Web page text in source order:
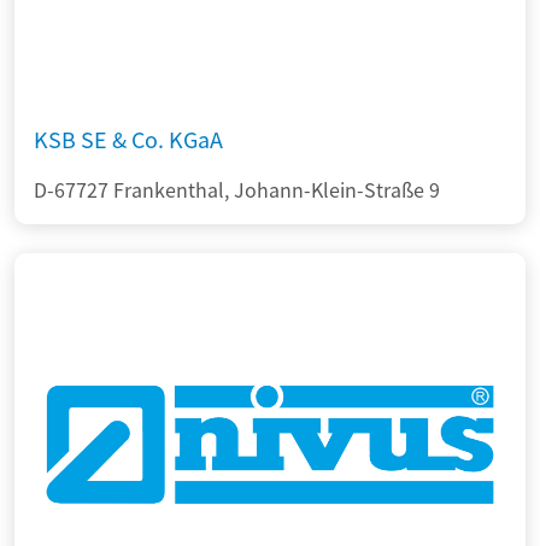
KSB SE & Co. KGaA
D-67727 Frankenthal, Johann-Klein-Straße 9